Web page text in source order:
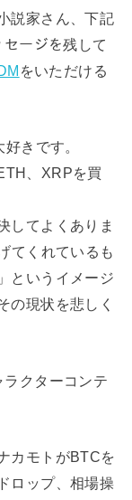
説家さん、下記
ージを残して
をいただける
きです。
、XRPを買
してよくありま
てくれているも
というイメージ
の現状を悲しく
クターコンテ
カモトがBTCを
ロップ、相場操